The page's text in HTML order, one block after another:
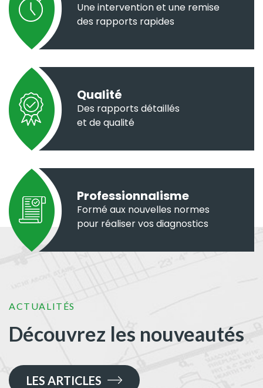
Une intervention et une remise
des rapports rapides
Qualité
Des rapports détaillés
et de qualité
Professionnalisme
Formé aux nouvelles normes
pour réaliser vos diagnostics
ACTUALITÉS
Découvrez les nouveautés
LES ARTICLES